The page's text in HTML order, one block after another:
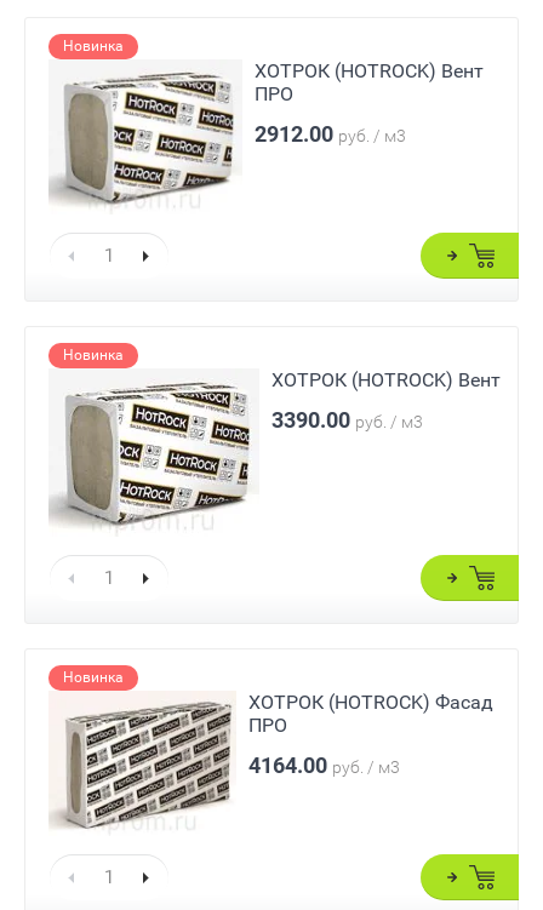
Новинка
ХОТРОК (HOTROCK) Вент
ПРО
2912.00 руб. / м3
Новинка
ХОТРОК (HOTROCK) Вент
3390.00 руб. / м3
Новинка
ХОТРОК (HOTROCK) Фасад
ПРО
4164.00 руб. / м3